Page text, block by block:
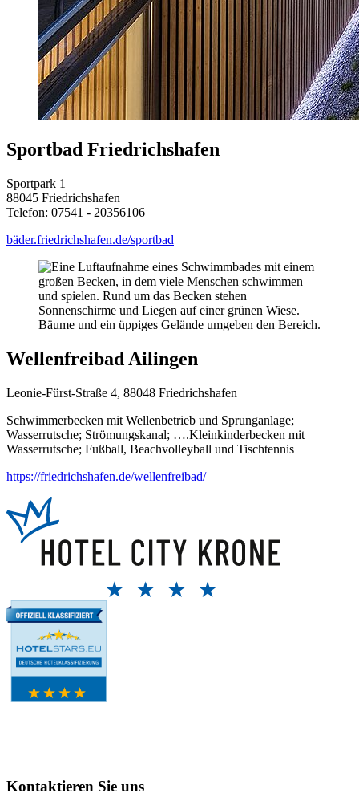
Sportbad Friedrichshafen
Sportpark 1
88045 Friedrichshafen
Telefon: 07541 - 20356106
bäder.friedrichshafen.de/sportbad
Wellenfreibad Ailingen
Leonie-Fürst-Straße 4, 88048 Friedrichshafen
Schwimmerbecken mit Wellenbetrieb und Sprunganlage;
Wasserrutsche; Strömungskanal; ….Kleinkinderbecken mit
Wasserrutsche; Fußball, Beachvolleyball und Tischtennis
https://friedrichshafen.de/wellenfreibad/
Kontaktieren Sie uns